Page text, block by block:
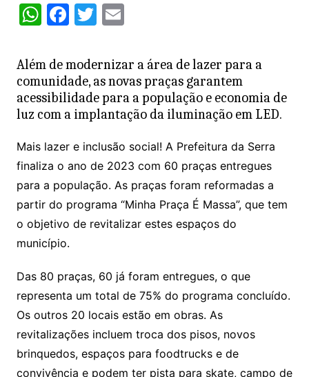
W
at
s
A
p
p
F
c
e
b
o
o
k
T
itt
er
E
ai
l
Além de modernizar a área de lazer para a
comunidade, as novas praças garantem
acessibilidade para a população e economia de
luz com a implantação da iluminação em LED.
Mais lazer e inclusão social! A Prefeitura da Serra
finaliza o ano de 2023 com 60 praças entregues
para a população. As praças foram reformadas a
partir do programa “Minha Praça É Massa”, que tem
o objetivo de revitalizar estes espaços do
município.
Das 80 praças, 60 já foram entregues, o que
representa um total de 75% do programa concluído.
Os outros 20 locais estão em obras. As
revitalizações incluem troca dos pisos, novos
brinquedos, espaços para foodtrucks e de
convivência e podem ter pista para skate, campo de